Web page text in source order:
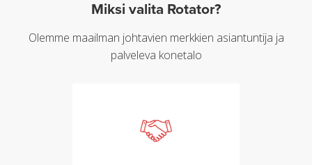
Miksi valita Rotator?
Olemme maailman johtavien merkkien asiantuntija ja
palveleva konetalo